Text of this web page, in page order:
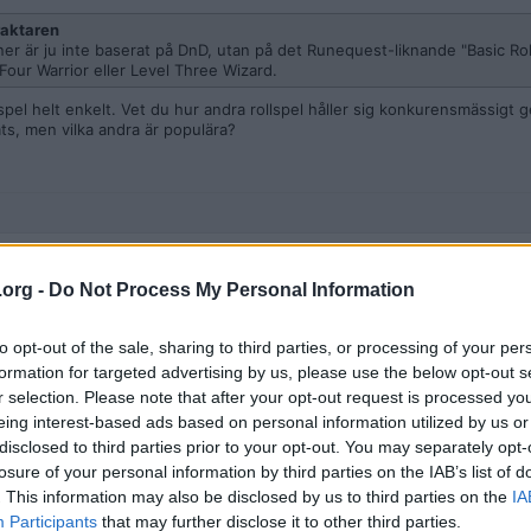
- Do Not Process My Personal Information
opt-out of the sale, sharing to third parties, or processing of your
for targeted advertising by us, please use the below opt-out
selection. Please note that after your opt-out request is processed
interest-based ads based on personal information utilized by us
to third parties prior to your opt-out. You may separately
of your personal information by third parties on the IAB’s list of
This information may also be disclosed by us to third parties on the
Participants that may further disclose it to other third parties.
är ju inte baserat på DnD, utan på det Runequest-liknande "Basic
Warrior eller Level Three Wizard.
helt enkelt. Vet du hur andra rollspel håller sig konkurensmässigt
men vilka andra är populära?
det går väl lite sådär) Vi håller på att köra igenom Lost mine of
ett par vänner till DnD. Går förhållandevis rätt bra, dem verkar ha
kommer "learning by doing".